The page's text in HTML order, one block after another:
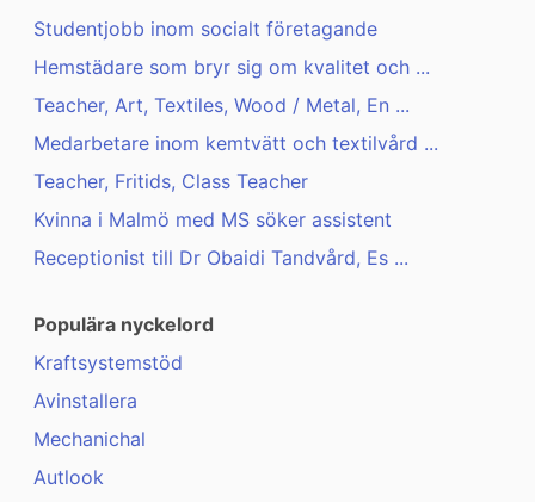
Studentjobb inom socialt företagande
Hemstädare som bryr sig om kvalitet och ...
Teacher, Art, Textiles, Wood / Metal, En ...
Medarbetare inom kemtvätt och textilvård ...
Teacher, Fritids, Class Teacher
Kvinna i Malmö med MS söker assistent
Receptionist till Dr Obaidi Tandvård, Es ...
Populära nyckelord
Kraftsystemstöd
Avinstallera
Mechanichal
Autlook